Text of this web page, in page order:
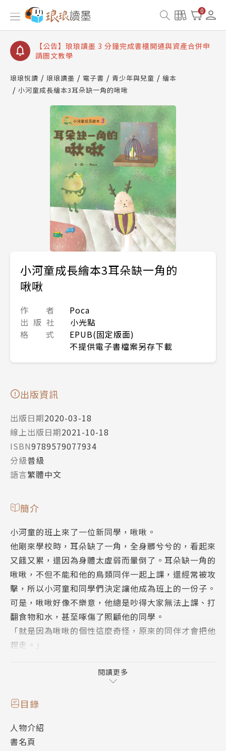
0
【公告】琅琅讀墨數位閱讀資產合併與書櫃開通申請
【公告】琅琅讀墨書櫃開通常見問題
【公告】琅琅讀墨 3 分鐘完成書櫃開通與資產合併申
請圖文教學
查詢
【公告】琅琅讀墨數位閱讀資產合併與書櫃開通申請
琅琅悅讀 琅琅讀墨 電子書 青少年與兒童
繪本
小河童成長繪本3耳朵缺一角的啾啾
小河童成長繪本3耳朵缺一角的
啾啾
作 者
Poca
出 版 社
小光點
格 式
EPUB(固定版面)
不提供電子書檔案另存下載
出版資訊
出版日期2020-03-18
線上出版日期2021-10-18
ISBN9789579077934
分級普級
語言繁體中文
簡介
小河童的班上來了一位新同學，啾啾。
他剛來學校時，耳朵缺了一角，全身髒兮兮的，看起來
又餓又累，還因為身體太虛弱而暈倒了。耳朵缺一角的
啾啾，不但不能和他的鳥類同伴一起上課，還經常被攻
擊，所以小河童和同學們決定讓他成為班上的一份子。
可是，啾啾好像不樂意，他總是吵得大家無法上課、打
翻食物和水，甚至啄傷了照顧他的同學。
「就是因為啾啾的個性這麼奇怪，原來的同伴才會把他
趕走。」
麼方法能幫助啾啾？也許在啾啾的眼裡，我們才是怪物
用繪本帶孩子學習換位思考，一起幫啾啾找到克服緊
暖心推薦
王意中心理治療所/所長/臨床心理師/王意中
閱讀更多
目錄
人物介紹
書名頁